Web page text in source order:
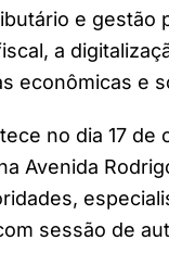
e gestão
a
econômicas e
no dia 17
Avenida
sessão de